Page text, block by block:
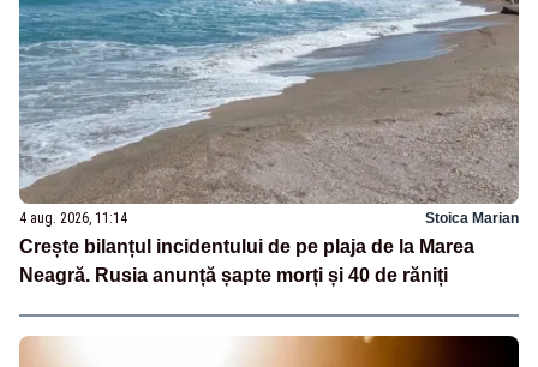
4 aug. 2026, 11:14 Stoica Marian
Crește bilanțul incidentului de pe plaja de la Marea
Neagră. Rusia anunță șapte morți și 40 de răniți